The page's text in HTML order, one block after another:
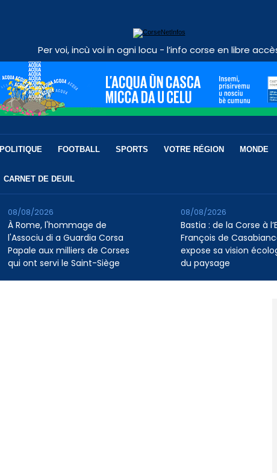
Per voi, incù voi in ogni locu - l’info corse en libre
POLITIQUE FOOTBALL SPORTS VOTRE RÉGION MONDE
CARNET DE DEUIL
À Rome, l'hommage de
l'Associu di a Guardia Corsa
Papale aux milliers de Corses
qui ont servi le Saint-Siège
08/08/2026
Bastia : de la Corse à
François de
expose sa vision
du paysage
08/08/2026